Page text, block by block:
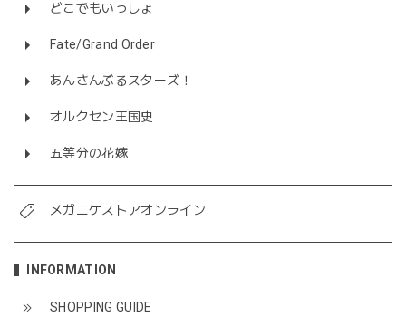
どこでもいっしょ
Fate/Grand Order
あんさんぶるスターズ！
オルクセン王国史
五等分の花嫁
メガニケストアオンライン
INFORMATION
SHOPPING GUIDE